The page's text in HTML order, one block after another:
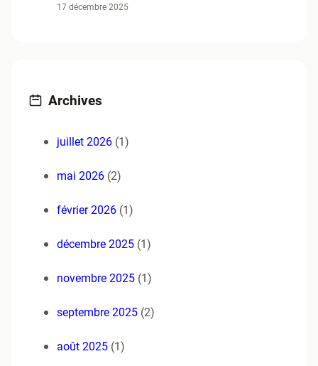
17 décembre 2025
Archives
juillet 2026 (1)
mai 2026 (2)
février 2026 (1)
décembre 2025 (1)
novembre 2025 (1)
septembre 2025 (2)
août 2025 (1)